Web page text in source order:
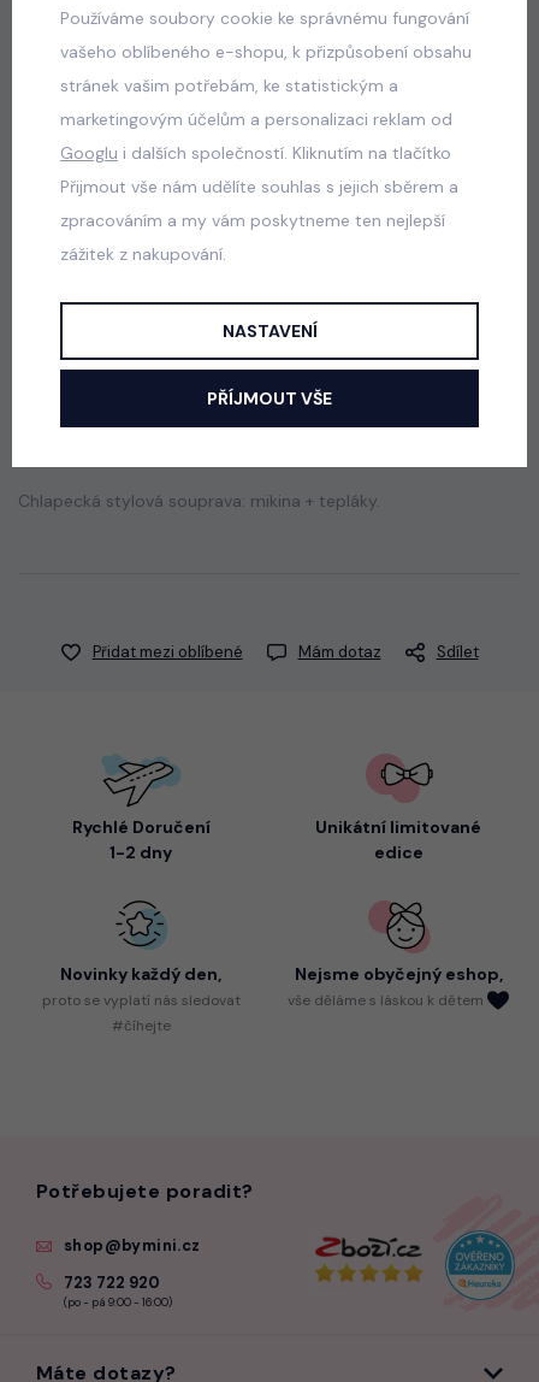
Letní mušelínový komplet
skladem
395 Kč
290 Kč
Jak vybrat správnou velikost?
Chlapecká stylová souprava: mikina + tepláky.
Přidat mezi oblíbené Mám dotaz Sdílet
Rychlé Doručení
1-2 dny
Unikátní limitované
edice
Novinky každý den,
protose vyplatí nás sledovat
#číhejte
Nejsme obyčejný eshop,
vše děláme s láskou k dětem
Potřebujete poradit?
shop@bymini.cz
723 722 920
(po - pá 9:00 - 16:00)
Máte dotazy?
Používáme soubory cookie ke správnému fungování
vašeho oblíbeného e-shopu, k přizpůsobení obsahu
stránek vašim potřebám, ke statistickým a
marketingovým účelům a personalizaci reklam od
Googlu i dalších společností. Kliknutím na tlačítko
Přijmout vše nám udělíte souhlas s jejich sběrem a
zpracováním a my vám poskytneme ten nejlepší
zážitek z nakupování.
NASTAVENÍ
PŘÍJMOUT VŠE